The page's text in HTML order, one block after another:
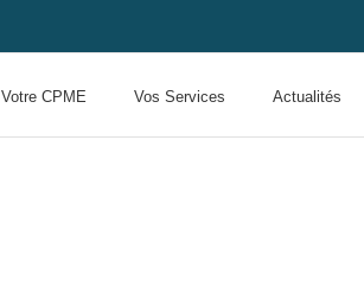
Votre CPME Vos Services Actualités